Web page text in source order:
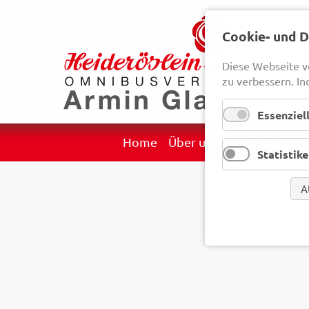
Home Über uns
Cookie- und
Diese Webseite
zu verbessern.
Essenziell